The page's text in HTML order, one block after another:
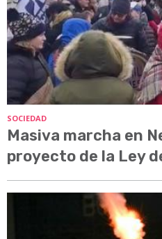
SOCIEDAD
Masiva marcha en
proyecto de la Ley